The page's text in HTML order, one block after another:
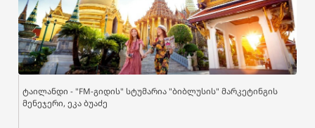
ტაილანდი - "FM-გიდის" სტუმარია "ბიბლუსის" მარკეტინგის
მენეჯერი, ეკა ბუაძე